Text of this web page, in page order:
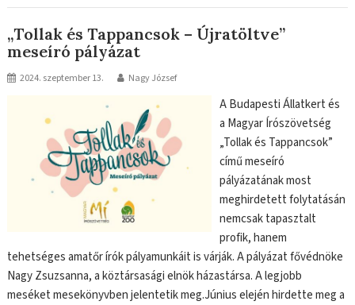
„Tollak és Tappancsok – Újratöltve”
meseíró pályázat
2024. szeptember 13. Nagy József
A Budapesti Állatkert és
a Magyar Írószövetség
„Tollak és Tappancsok”
című meseíró
pályázatának most
meghirdetett folytatásán
nemcsak tapasztalt
profik, hanem
tehetséges amatőr írók pályamunkáit is várják. A pályázat fővédnöke
Nagy Zsuzsanna, a köztársasági elnök házastársa. A legjobb
meséket mesekönyvben jelentetik meg.Június elején hirdette meg a